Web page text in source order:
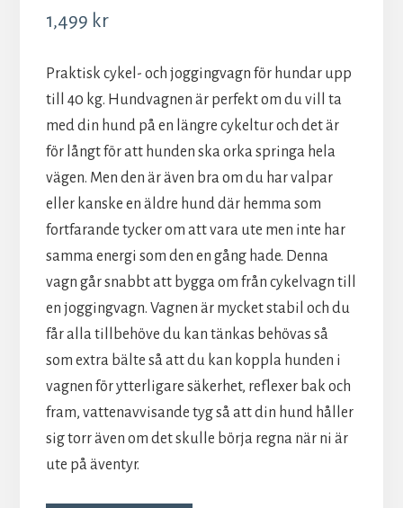
1,499 kr
Praktisk cykel- och joggingvagn för hundar upp
till 40 kg. Hundvagnen är perfekt om du vill ta
med din hund på en längre cykeltur och det är
för långt för att hunden ska orka springa hela
vägen. Men den är även bra om du har valpar
eller kanske en äldre hund där hemma som
fortfarande tycker om att vara ute men inte har
samma energi som den en gång hade. Denna
vagn går snabbt att bygga om från cykelvagn till
en joggingvagn. Vagnen är mycket stabil och du
får alla tillbehöve du kan tänkas behövas så
som extra bälte så att du kan koppla hunden i
vagnen för ytterligare säkerhet, reflexer bak och
fram, vattenavvisande tyg så att din hund håller
sig torr även om det skulle börja regna när ni är
ute på äventyr.